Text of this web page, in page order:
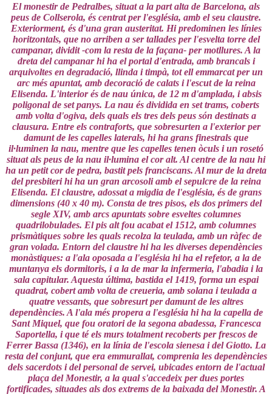
El monestir de Pedralbes, situat a la part alta de Barcelona, als
peus de Collserola, és centrat per l'església, amb el seu claustre.
Exteriorment, és d'una gran austeritat. Hi predominen les línies
horitzontals, que no arriben a ser tallades per l'esvelta torre del
campanar, dividit -com la resta de la façana- per motllures. A la
dreta del campanar hi ha el portal d'entrada, amb brancals i
arquivoltes en degradació, llinda i timpà, tot ell emmarcat per un
arc més apuntat, amb decoració de calats i l'escut de la reina
Elisenda. L'interior és de nau única, de 12 m d'amplada, i absis
poligonal de set panys. La nau és dividida en set trams, coberts
amb volta d'ogiva, dels quals els tres dels peus són destinats a
clausura. Entre els contraforts, que sobresurten a l'exterior per
damunt de les capelles laterals, hi ha grans finestrals que
il·luminen la nau, mentre que les capelles tenen òculs i un rosetó
situat als peus de la nau il·lumina el cor alt. Al centre de la nau hi
ha un petit cor de pedra, bastit pels franciscans. Al mur de la dreta
del presbiteri hi ha un gran arcosoli amb el sepulcre de la reina
Elisenda. El claustre, adossat a migdia de l'església, és de grans
dimensions (40 x 40 m). Consta de tres pisos, els dos primers del
segle XIV, amb arcs apuntats sobre esveltes columnes
quadrilobulades. El pis alt fou acabat el 1512, amb columnes
prismàtiques sobre les quals recolza la teulada, amb un ràfec de
gran volada. Entorn del claustre hi ha les diverses dependències
monàstiques: a l'ala oposada a l'església hi ha el refetor, a la de
muntanya els dormitoris, i a la de mar la infermeria, l'abadia i la
sala capitular. Aquesta última, bastida el 1419, forma un espai
quadrat, cobert amb volta de creueria, amb solana i teulada a
quatre vessants, que sobresurt per damunt de les altres
dependències. A l'ala més propera a l'església hi ha la capella de
Sant Miquel, que fou oratori de la segona abadessa, Francesca
Saportella, i que té els murs totalment recoberts per frescos de
Ferrer Bassa (1346), en la línia de l'escola sienesa i del Giotto. La
resta del conjunt, que era emmurallat, comprenia les dependències
dels sacerdots i del personal de servei, ubicades entorn de l'actual
plaça del Monestir, a la qual s'accedeix per dues portes
fortificades, situades als dos extrems de la baixada del Monestir. A